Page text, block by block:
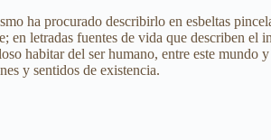
ha procurado describirlo en esbeltas
en letradas fuentes de vida que describen
habitar del ser humano, entre este
y sentidos de existencia.